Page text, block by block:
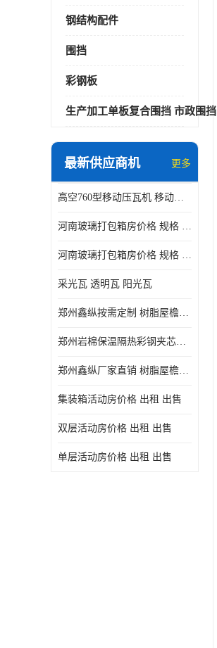
钢结构配件
围挡
彩钢板
生产加工单板复合围挡 市政围挡
最新供应商机 更多
高空760型移动压瓦机 移动升降制瓦设备租赁选郑州鑫纵
河南玻璃打包箱房价格 规格 鑫纵建材按需定制
河南玻璃打包箱房价格 规格 鑫纵建材批发
采光瓦 透明瓦 阳光瓦
郑州鑫纵按需定制 树脂屋檐装饰塑料琉璃瓦片 中式仿古瓦的特点 价格
郑州岩棉保温隔热彩钢夹芯板 郑州鑫纵支持定做
郑州鑫纵厂家直销 树脂屋檐装饰塑料琉璃瓦片 中式仿古瓦的特点 价格
集装箱活动房价格 出租 出售
双层活动房价格 出租 出售
单层活动房价格 出租 出售